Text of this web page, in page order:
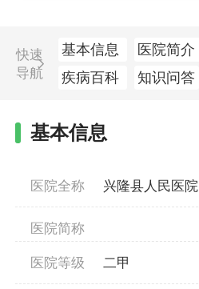
快速
导航
基本信息 医院简介
疾病百科
知识问答
基本信息
医院全称 兴隆县人民医院
医院简称
医院等级 二甲